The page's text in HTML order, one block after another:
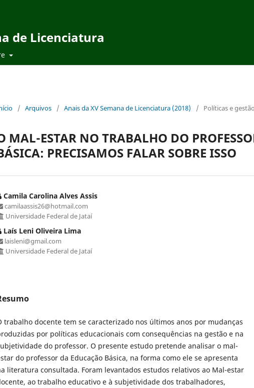
de Licenciatura
/ Arquivos / Anais da XV Semana de Licenciatura (2018) / Políticas e
MAL-ESTAR NO TRABALHO DO
PRECISAMOS FALAR SOBRE ISSO
Camila Carolina Alves Assis
camilaassis26@hotmail.com
Universidade Federal de Jataí
Laís Leni Oliveira Lima
laisleni@gmail.com
Universidade Federal de Jataí
trabalho docente tem se caracterizado nos últimos anos por mudanças
por políticas educacionais com consequências na gestão e na
do professor. O presente estudo pretende analisar o mal-
do professor da Educação Básica, na forma como ele se apresenta
literatura consultada. Foram levantados estudos relativos ao Mal-estar
ao trabalho educativo e à subjetividade dos trabalhadores,